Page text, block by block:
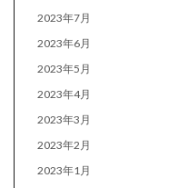
2023年7月
2023年6月
2023年5月
2023年4月
2023年3月
2023年2月
2023年1月